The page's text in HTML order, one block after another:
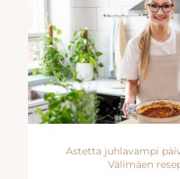
Astetta juhlavampi
Välimäen